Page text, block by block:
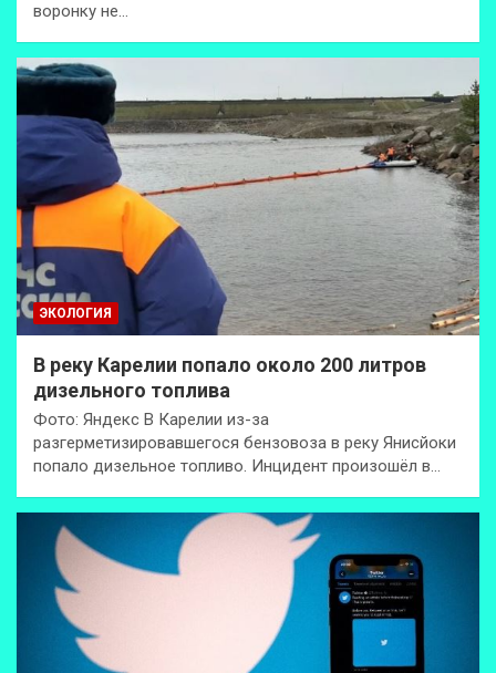
воронку не…
ЭКОЛОГИЯ
В реку Карелии попало около 200 литров
дизельного топлива
Фото: Яндекс В Карелии из-за
разгерметизировавшегося бензовоза в реку Янисйоки
попало дизельное топливо. Инцидент произошёл в…